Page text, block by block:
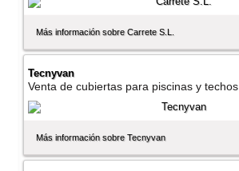
Más información sobre Carrete S.L.
Tecnyvan
Venta de cubiertas para piscinas y techos
Más información sobre Tecnyvan